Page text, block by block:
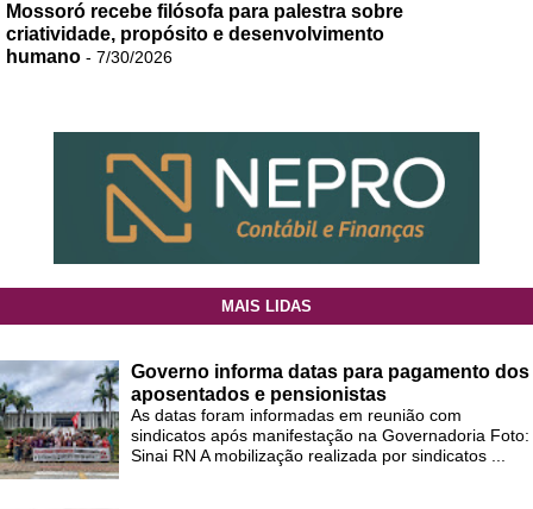
Mossoró recebe filósofa para palestra sobre
criatividade, propósito e desenvolvimento
humano - 7/30/2026
MAIS LIDAS
Governo informa datas para pagamento dos
aposentados e pensionistas
As datas foram informadas em reunião com
sindicatos após manifestação na Governadoria Foto:
Sinai RN A mobilização realizada por sindicatos ...